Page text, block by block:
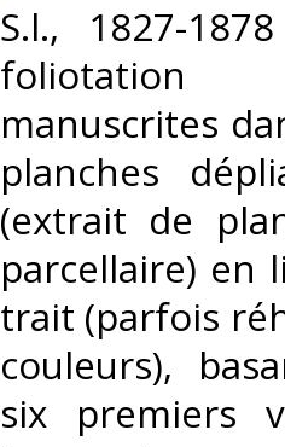
‎S.l., 1827-
manuscrites
planches
(extrait de
parcellaire) en
trait (parfois
couleurs),
six premiers